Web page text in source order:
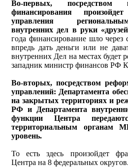
Во-первых, посредством
финансирования
управления
внутренних дел в руки
года финансирование шло через
впредь дать деньги или не
внутренних Дел на местах будет
западник министр финансов РФ
Во-вторых, посредством
управлений: Департамента
на закрытых территориях и
РФ и Департамента
функции Центра
территориальным органам
уровень.
То есть здесь произойдет
Центра на 8 федеральных округов.